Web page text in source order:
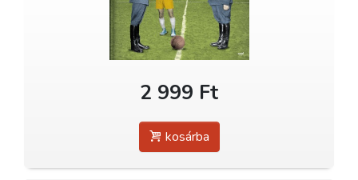
2 999 Ft
kosárba